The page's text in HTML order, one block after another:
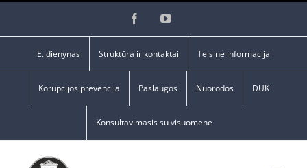
FacebookYouTube
E. dienynas Struktūra ir kontaktai Teisinė informacija
Korupcijos prevencija Paslaugos Nuorodos DUK
Konsultavimasis su visuomene